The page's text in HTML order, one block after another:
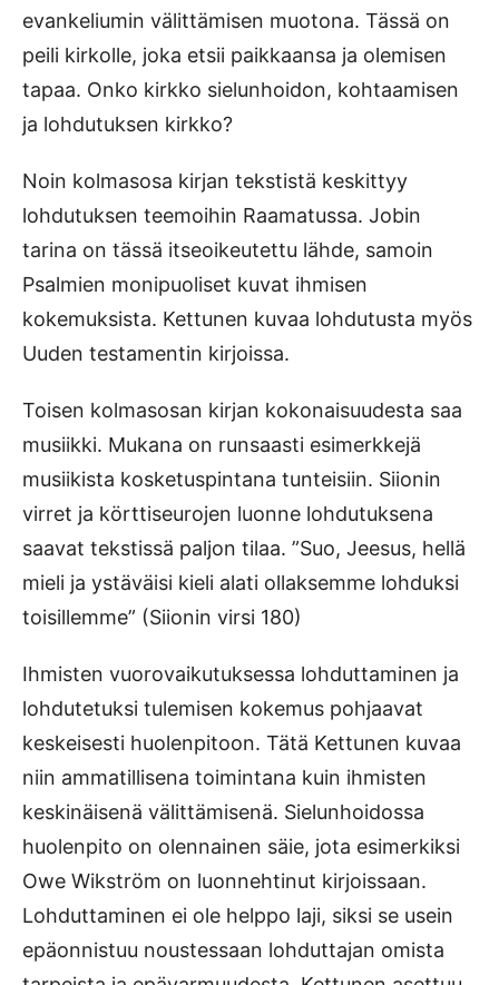
evankeliumin välittämisen muotona. Tässä on
peili kirkolle, joka etsii paikkaansa ja olemisen
tapaa. Onko kirkko sielunhoidon, kohtaamisen
ja lohdutuksen kirkko?
Noin kolmasosa kirjan tekstistä keskittyy
lohdutuksen teemoihin Raamatussa. Jobin
tarina on tässä itseoikeutettu lähde, samoin
Psalmien monipuoliset kuvat ihmisen
kokemuksista. Kettunen kuvaa lohdutusta myös
Uuden testamentin kirjoissa.
Toisen kolmasosan kirjan kokonaisuudesta saa
musiikki. Mukana on runsaasti esimerkkejä
musiikista kosketuspintana tunteisiin. Siionin
virret ja körttiseurojen luonne lohdutuksena
saavat tekstissä paljon tilaa. ”Suo, Jeesus, hellä
mieli ja ystäväisi kieli alati ollaksemme lohduksi
toisillemme” (Siionin virsi 180)
Ihmisten vuorovaikutuksessa lohduttaminen ja
lohdutetuksi tulemisen kokemus pohjaavat
keskeisesti huolenpitoon. Tätä Kettunen kuvaa
niin ammatillisena toimintana kuin ihmisten
keskinäisenä välittämisenä. Sielunhoidossa
huolenpito on olennainen säie, jota esimerkiksi
Owe Wikström on luonnehtinut kirjoissaan.
Lohduttaminen ei ole helppo laji, siksi se usein
epäonnistuu noustessaan lohduttajan omista